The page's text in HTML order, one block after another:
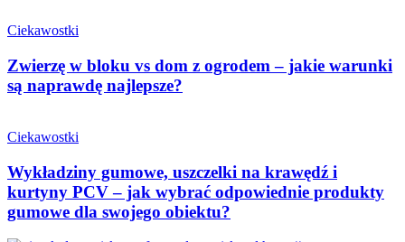
Ciekawostki
Zwierzę w bloku vs dom z ogrodem – jakie warunki
są naprawdę najlepsze?
Ciekawostki
Wykładziny gumowe, uszczelki na krawędź i
kurtyny PCV – jak wybrać odpowiednie produkty
gumowe dla swojego obiektu?